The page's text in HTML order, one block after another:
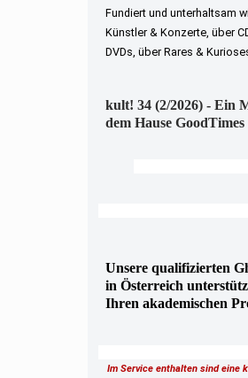
Fundiert und unterhaltsam
Künstler & Konzerte, über
DVDs, über Rares &
kult! 34 (2/2026) - Ein
dem Hause GoodTimes
Unsere qualifizierten
in Österreich
Ihren akademischen
Im Service enthalten sind eine